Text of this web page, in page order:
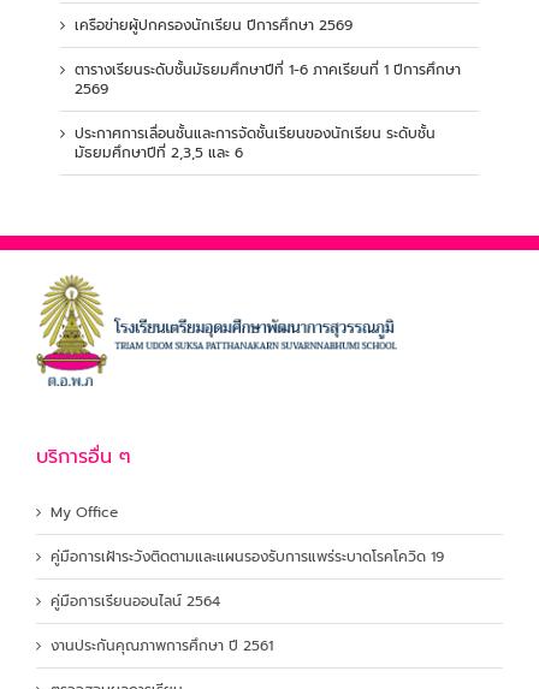
เครือข่ายผู้ปกครองนักเรียน ปีการศึกษา 2569
ตารางเรียนระดับชั้นมัธยมศึกษาปีที่ 1-6 ภาคเรียนที่ 1 ปีการศึกษา
2569
ประกาศการเลื่อนชั้นและการจัดชั้นเรียนของนักเรียน ระดับชั้น
มัธยมศึกษาปีที่ 2,3,5 และ 6
บริการอื่น ๆ
My Office
คู่มือการเฝ้าระวังติดตามและแผนรองรับการแพร่ระบาดโรคโควิด 19
คู่มือการเรียนออนไลน์ 2564
งานประกันคุณภาพการศึกษา ปี 2561